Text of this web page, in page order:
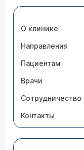
О клинике
Направления
Пациентам
Врачи
Сотрудничество
Контакты